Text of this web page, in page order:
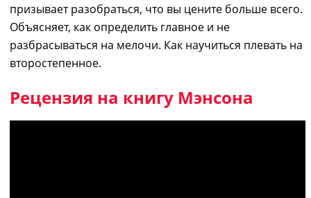
призывает разобраться, что вы цените больше всего.
Объясняет, как определить главное и не
разбрасываться на мелочи. Как научиться плевать на
второстепенное.
Рецензия на книгу Мэнсона